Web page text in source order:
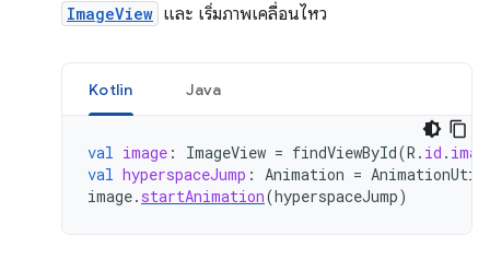
ImageView และ เริ่มภาพเคลื่อนไหว
Kotlin Java
val image : ImageView = findViewById(R . id .
val hyperspaceJump : Animation =
image. startAnimation(hyperspaceJump)